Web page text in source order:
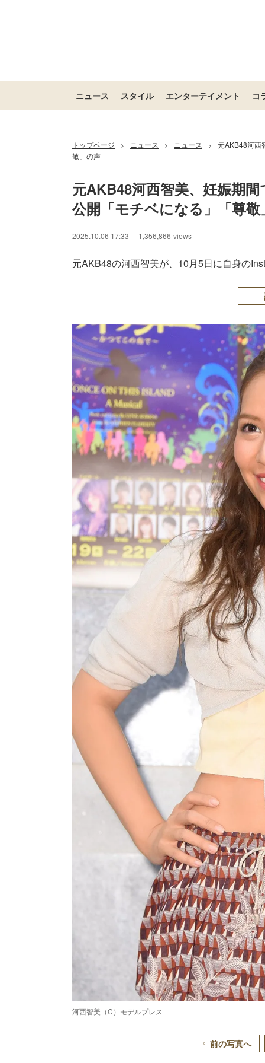
ニュース スタイル エンターテイメント コ
トップページ > ニュース > ニュース >
元AKB48河西
敬」の声
元AKB48河西智美、妊娠期
公開「モチベになる」「尊敬
2025.10.06 17:33 1,356,866 views
元AKB48の河西智美が、10月5日に自身の
河西智美（C）モデルプレス
前の写真へ